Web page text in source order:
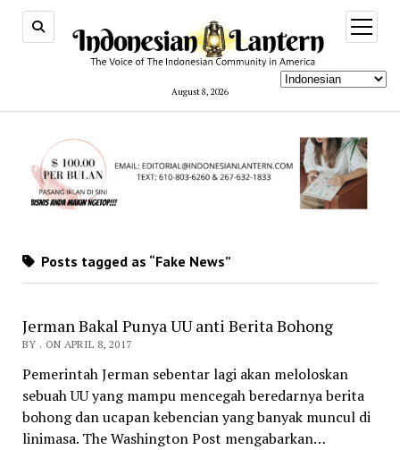
August 8, 2026
open
menu
Posts tagged as “Fake News”
Jerman Bakal Punya UU anti Berita Bohong
BY . ON APRIL 8, 2017
Pemerintah Jerman sebentar lagi akan meloloskan
sebuah UU yang mampu mencegah beredarnya berita
bohong dan ucapan kebencian yang banyak muncul di
linimasa. The Washington Post mengabarkan…